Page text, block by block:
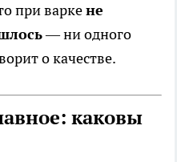
при варкене
— ни одного
о качестве.
каковы